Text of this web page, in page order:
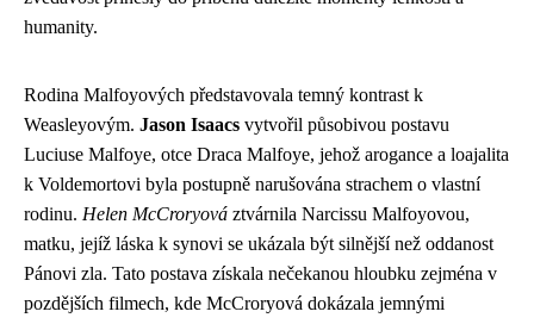
humanity.
Rodina Malfoyových představovala temný kontrast k
Weasleyovým. Jason Isaacs vytvořil působivou postavu
Luciuse Malfoye, otce Draca Malfoye, jehož arogance a loajalita
k Voldemortovi byla postupně narušována strachem o vlastní
rodinu. Helen McCroryová ztvárnila Narcissu Malfoyovou,
matku, jejíž láska k synovi se ukázala být silnější než oddanost
Pánovi zla. Tato postava získala nečekanou hloubku zejména v
pozdějších filmech, kde McCroryová dokázala jemnými